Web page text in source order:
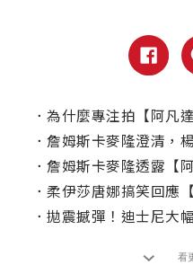
． 為什麼專注拍【阿凡達】20年？
． 詹姆斯卡麥隆澄清，楊紫
． 詹姆斯卡麥隆透露【阿
． 柔伊莎唐娜搞笑回應
． 拋震撼彈！迪士尼大
看